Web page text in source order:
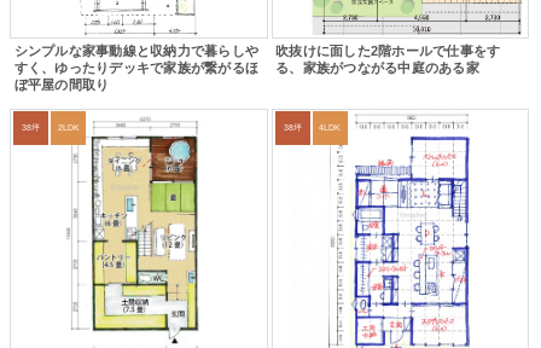
シンプルな家事動線と収納力で暮らしや
すく、ゆったりデッキで家族が繋がるほ
ぼ平屋の間取り
吹抜けに面した2階ホールで仕事をす
る、家族がつながる中庭のある家
38坪 2LDK 38坪 4LDK